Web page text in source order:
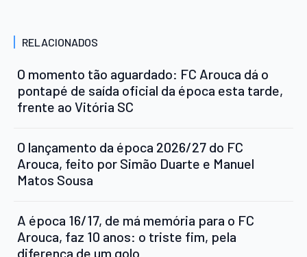
RELACIONADOS
O momento tão aguardado: FC Arouca dá o
pontapé de saída oficial da época esta tarde,
frente ao Vitória SC
O lançamento da época 2026/27 do FC
Arouca, feito por Simão Duarte e Manuel
Matos Sousa
A época 16/17, de má memória para o FC
Arouca, faz 10 anos: o triste fim, pela
diferença de um golo